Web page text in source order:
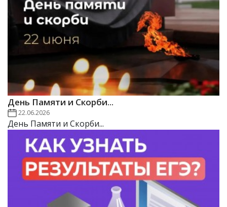
День Памяти и Скорби...
22.06.2026
День Памяти и Скорби...